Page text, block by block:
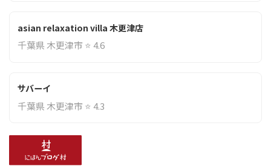
asian relaxation villa 木更津店
千葉県 木更津市 ⭐ 4.6
サバーイ
千葉県 木更津市 ⭐ 4.3